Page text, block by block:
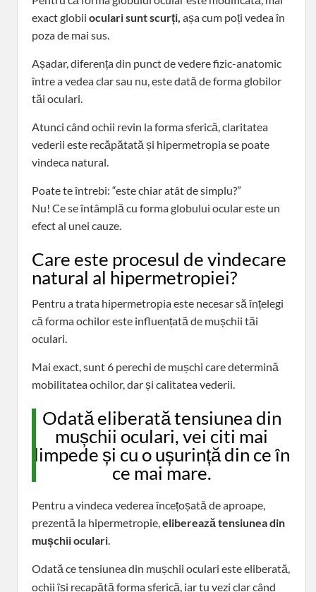
exact globii oculari sunt scurți, așa cum poți vedea în
poza de mai sus.
Așadar, diferența din punct de vedere fizic-anatomic
între a vedea clar sau nu, este dată de forma globilor
tăi oculari.
Atunci când ochii revin la forma sferică, claritatea
vederii este recăpătată și hipermetropia se poate
vindeca natural.
Poate te întrebi: “este chiar atât de simplu?”
Nu! Ce se întâmplă cu forma globului ocular este un
efect al unei cauze.
Care este procesul de vindecare
natural al hipermetropiei?
Pentru a trata hipermetropia este necesar să înțelegi
că forma ochilor este influențată de mușchii tăi
oculari.
Mai exact, sunt 6 perechi de mușchi care determină
mobilitatea ochilor, dar și calitatea vederii.
Odată eliberată tensiunea din
mușchii oculari, vei citi mai
limpede și cu o ușurință din ce în
ce mai mare.
Pentru a vindeca vederea încețoșată de aproape,
prezentă la hipermetropie,eliberează tensiunea din
mușchii oculari.
Odată ce tensiunea din mușchii oculari este eliberată,
ochii își recapătă forma sferică, iartu vezi clar când